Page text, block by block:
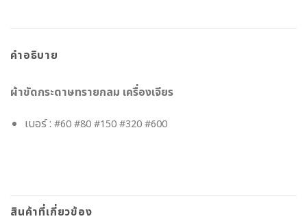
คำอธิบาย
ผ้าขัดกระดาษทรายกลม เครื่องเจียร
เบอร์ : #60 #80 #150 #320 #600
สินค้าที่เกี่ยวข้อง